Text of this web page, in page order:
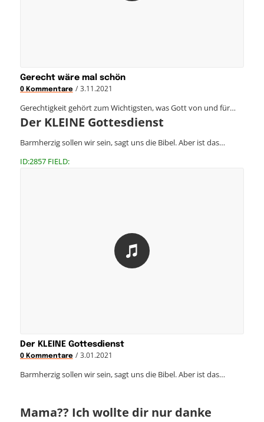
Gerecht wäre mal schön
0 Kommentare / 3.11.2021
Gerechtigkeit gehört zum Wichtigsten, was Gott von und für…
Der KLEINE Gottesdienst
Barmherzig sollen wir sein, sagt uns die Bibel. Aber ist das…
ID:2857 FIELD:
Der KLEINE Gottesdienst
0 Kommentare / 3.01.2021
Barmherzig sollen wir sein, sagt uns die Bibel. Aber ist das…
Mama?? Ich wollte dir nur danke